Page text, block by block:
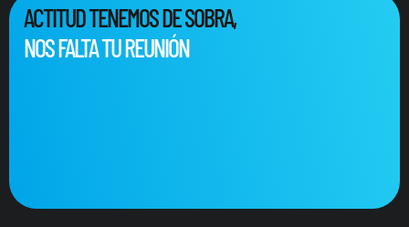
ACTITUD TENEMOS DE SOBRA,
NOS FALTA TU REUNIÓN